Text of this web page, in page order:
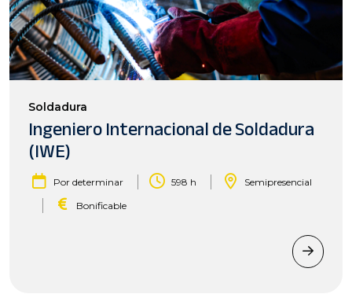
Soldadura
Ingeniero Internacional de Soldadura
(IWE)
Por determinar | 598 h | Semipresencial
| Bonificable